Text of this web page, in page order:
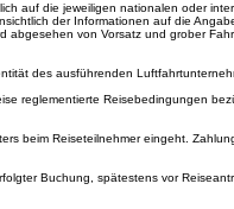
auf die jeweiligen nationalen oder
der Informationen auf die
von Vorsatz und grober
des ausführenden
reglementierte Reisebedingungen
beim Reiseteilnehmer eingeht.
Buchung, spätestens vor